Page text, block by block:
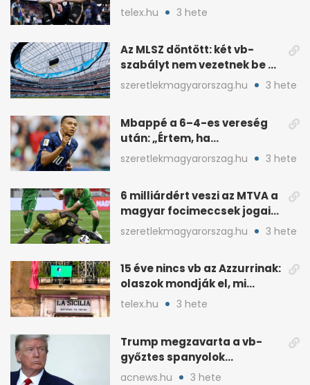
taktikai csatájára
telex.hu 3 hete
Az MLSZ döntött: két vb-
szabályt nem vezetnek be az
NB I-ben
szeretlekmagyarorszag.hu 3 hete
Mbappé a 6–4-es vereség
után: „Értem, ha
pofátlanságnak tűnt”
szeretlekmagyarorszag.hu 3 hete
6 milliárdért veszi az MTVA a
magyar focimeccsek jogait
a 2026–27-es idényre
szeretlekmagyarorszag.hu 3 hete
15 éve nincs vb az Azzurrinak:
olaszok mondják el, mi
romlott el
telex.hu 3 hete
Trump megzavarta a vb-
győztes spanyolok
ünneplését a trófeaátadón
acnews.hu 3 hete